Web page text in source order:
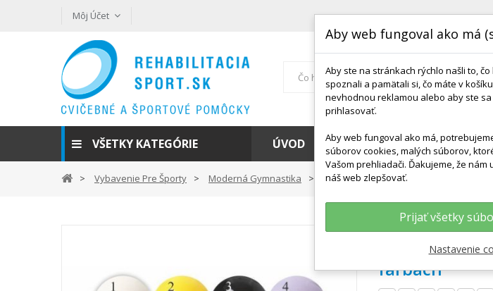
Môj Účet
VŠETKY KATEGÓRIE ÚVOD KONTAKT DODANIE A
Vybavenie Pre Športy Moderná Gymnastika Lopta Moderná Gymnastika MG
Lopta
Standard -
farbách
Aby web fungoval ako má
Aby ste na stránkach rýchlo našli to,
spoznali a pamätali si, čo máte v
nevhodnou reklamou alebo aby ste
prihlasovať.
Aby web fungoval ako má,
súborov cookies, malých súborov,
Vašom prehliadači. Ďakujeme, že
náš web zlepšovať.
Prijať všetky
Nastavenie